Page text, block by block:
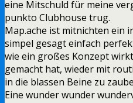
eine Mitschuld für meine
punkto Clubhouse trug.
Map.ache ist mitnichten ein
simpel gesagt einfach
wie ein großes Konzept
gemacht hat, wieder mit
in die blassen Beine zu
Eine wunder wunder